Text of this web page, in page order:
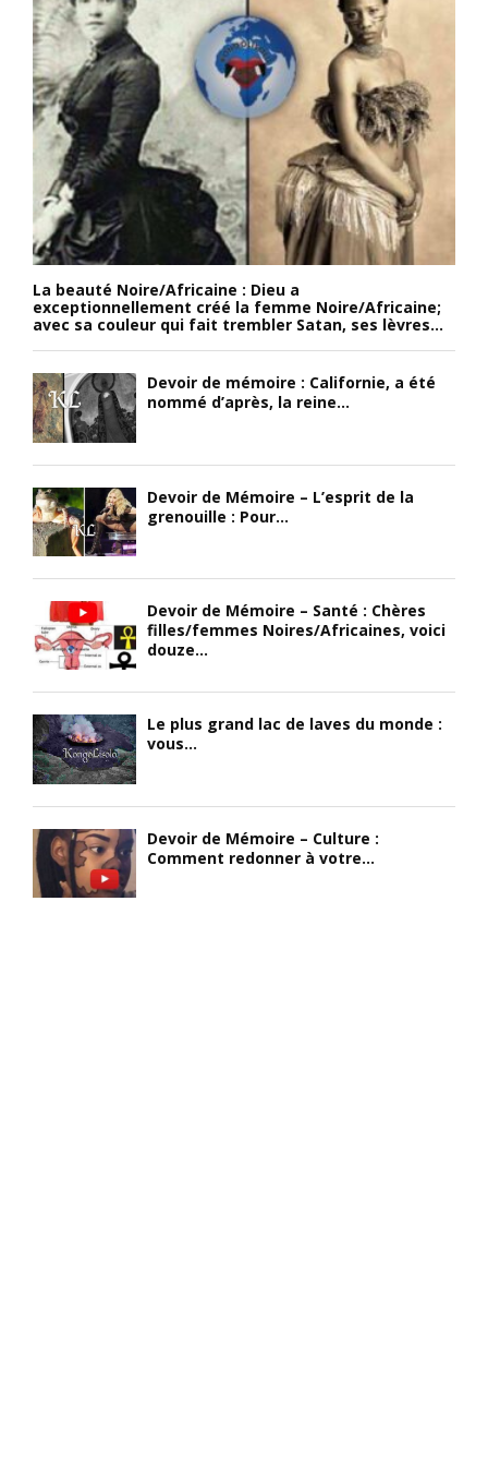
La beauté Noire/Africaine : Dieu a
exceptionnellement créé la femme Noire/Africaine;
avec sa couleur qui fait trembler Satan, ses lèvres...
Devoir de mémoire : Californie, a été
nommé d’après, la reine...
Devoir de Mémoire – L’esprit de la
grenouille : Pour...
Devoir de Mémoire – Santé : Chères
filles/femmes Noires/Africaines, voici
douze...
Le plus grand lac de laves du monde :
vous...
Devoir de Mémoire – Culture :
Comment redonner à votre...